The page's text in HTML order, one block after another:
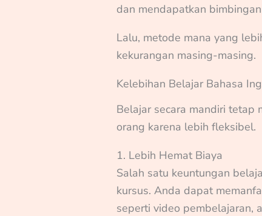
dan mendapatkan
Lalu, metode mana yang
kekurangan masing-masing.
Kelebihan Belajar Bahasa
Belajar secara mandiri tetap
orang karena lebih fleksibel.
1. Lebih Hemat Biaya
Salah satu keuntungan
kursus. Anda dapat
seperti video pembelajaran,